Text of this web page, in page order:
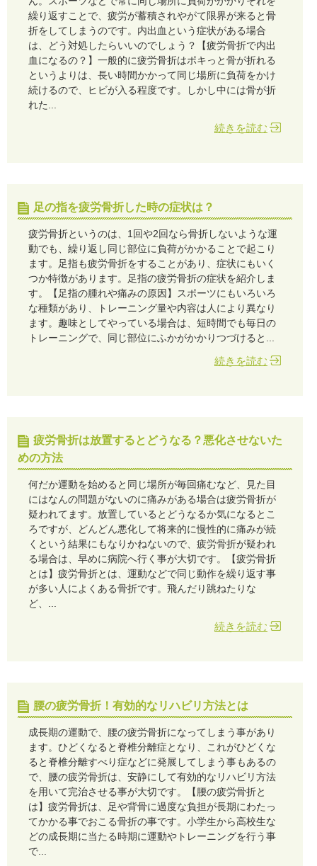
繰り返すことで、疲労が蓄積されやがて限界が来ると骨
折をしてしまうのです。内出血という症状がある場合
は、どう対処したらいいのでしょう？【疲労骨折で内出
血になるの？】一般的に疲労骨折はポキっと骨が折れる
というよりは、長い時間かかって同じ場所に負荷をかけ
続けるので、ヒビが入る程度です。しかし中には骨が折
れた...
続きを読む
足の指を疲労骨折した時の症状は？
疲労骨折というのは、1回や2回なら骨折しないような運
動でも、繰り返し同じ部位に負荷がかかることで起こり
ます。足指も疲労骨折をすることがあり、症状にもいく
つか特徴があります。足指の疲労骨折の症状を紹介しま
す。【足指の腫れや痛みの原因】スポーツにもいろいろ
な種類があり、トレーニング量や内容は人により異なり
ます。趣味としてやっている場合は、短時間でも毎日の
トレーニングで、同じ部位にふかがかかりつづけると...
続きを読む
疲労骨折は放置するとどうなる？悪化させないた
めの方法
何だか運動を始めると同じ場所が毎回痛むなど、見た目
にはなんの問題がないのに痛みがある場合は疲労骨折が
疑われてます。放置しているとどうなるか気になるとこ
ろですが、どんどん悪化して将来的に慢性的に痛みが続
くという結果にもなりかねないので、疲労骨折が疑われ
る場合は、早めに病院へ行く事が大切です。【疲労骨折
とは】疲労骨折とは、運動などで同じ動作を繰り返す事
が多い人によくある骨折です。飛んだり跳ねたりな
ど、...
続きを読む
腰の疲労骨折！有効的なリハビリ方法とは
成長期の運動で、腰の疲労骨折になってしまう事があり
ます。ひどくなると脊椎分離症となり、これがひどくな
ると脊椎分離すべり症などに発展してしまう事もあるの
で、腰の疲労骨折は、安静にして有効的なリハビリ方法
を用いて完治させる事が大切です。【腰の疲労骨折と
は】疲労骨折は、足や背骨に過度な負担が長期にわたっ
てかかる事でおこる骨折の事です。小学生から高校生な
どの成長期に当たる時期に運動やトレーニングを行う事
で...